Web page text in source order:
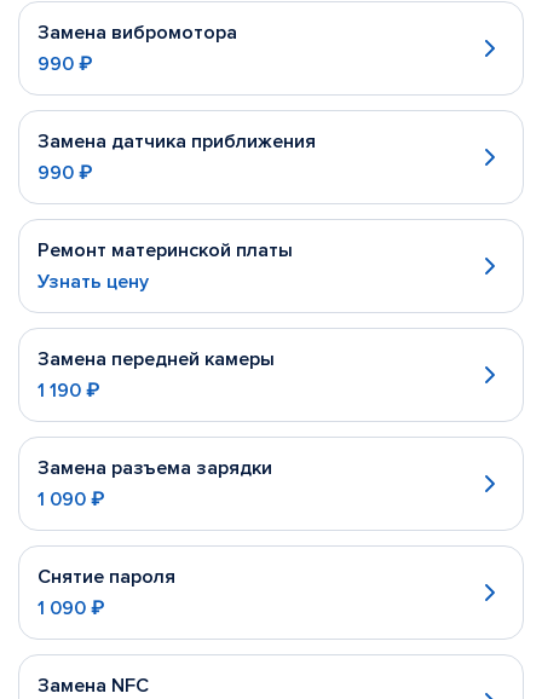
Замена вибромотора
990 ₽
Замена датчика приближения
990 ₽
Ремонт материнской платы
Узнать цену
Замена передней камеры
1 190 ₽
Замена разъема зарядки
1 090 ₽
Снятие пароля
1 090 ₽
Замена NFC